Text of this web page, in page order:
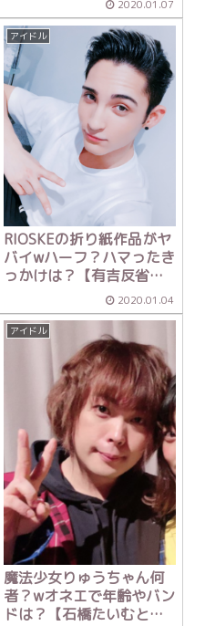
2020.01.07
アイドル
RIOSKEの折り紙作品がヤ
バイwハーフ？ハマったき
っかけは？【有吉反省
2020.01.04
アイドル
魔法少女りゅうちゃん何
者？wオネエで年齢やバン
ドは？【石橋たいむとん